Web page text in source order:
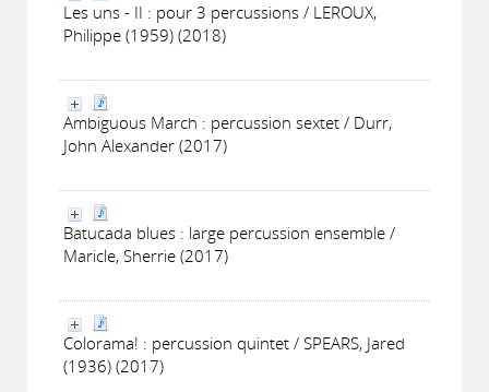
Les uns - II : pour 3 percussions / LEROUX,
Philippe (1959) (2018)
Ambiguous March : percussion sextet / Durr,
John Alexander (2017)
Batucada blues : large percussion ensemble /
Maricle, Sherrie (2017)
Colorama! : percussion quintet / SPEARS, Jared
(1936) (2017)